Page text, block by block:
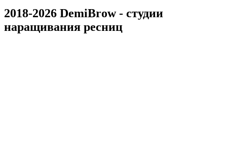
2018-2026 DemiBrow - студии
наращивания ресниц